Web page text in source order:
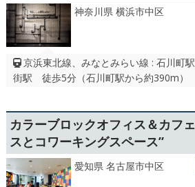
神奈川県 横浜市中区
京浜東北線、みなとみらい線 : 石川町
街駅 徒歩5分（石川町駅から約390m）
カラーブロックオフィス＆カフ
スとコワーキングスペース”
愛知県 名古屋市中区